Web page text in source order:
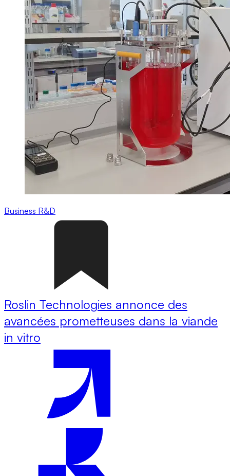
Business R&D
Roslin Technologies annonce des
avancées prometteuses dans la viande
in vitro